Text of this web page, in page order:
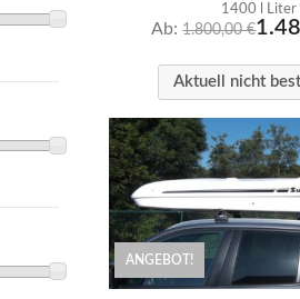
1400 l Liter
Ab:1.800,00€
Aktuell nicht
ANGEBOT!